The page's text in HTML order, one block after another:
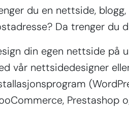
du en nettside,
Da trenger du
din egen nettside på
vår nettsidedesigner
Prestashop